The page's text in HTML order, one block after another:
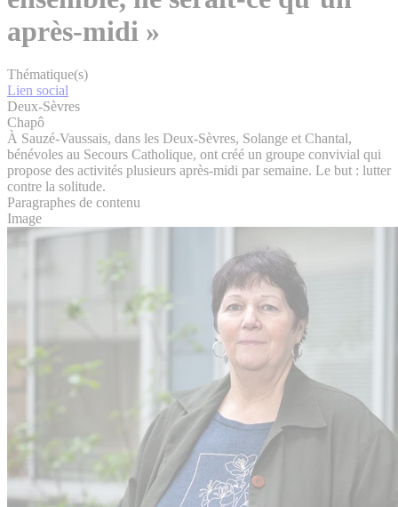
après-midi »
Thématique(s)
Lien social
Deux-Sèvres
Chapô
À Sauzé-Vaussais, dans les Deux-Sèvres, Solange et Chantal,
bénévoles au Secours Catholique, ont créé un groupe convivial qui
propose des activités plusieurs après-midi par semaine. Le but : lutter
contre la solitude.
Paragraphes de contenu
Image